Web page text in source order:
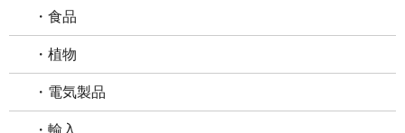
・食品
・植物
・電気製品